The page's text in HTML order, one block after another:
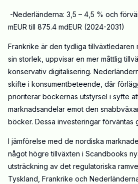
-Nederländerna: 3,5 – 4,5 % och
mEUR till 875.4 mdEUR (2024-2031)
Frankrike är den tydliga tillväxtledaren
sin storlek, uppvisar en mer måttlig
konservativ digitalisering.
skifte i konsumentbeteende, där
prioriterar böckernas utstyrsel i syfte
marknadsandelar emot den
böcker. Dessa investeringar förväntas
I jämförelse med de nordiska
något högre tillväxten i Scandbooks
utsträckning av det regulatoriska
Tyskland, Frankrike och